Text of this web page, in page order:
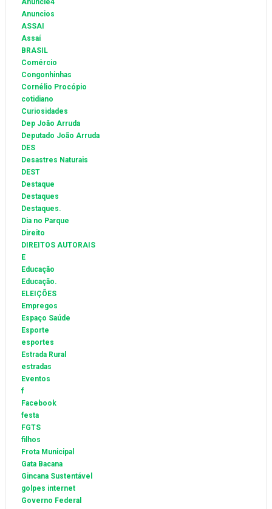
Anuncie4
Anuncios
ASSAI
Assaí
BRASIL
Comércio
Congonhinhas
Cornélio Procópio
cotidiano
Curiosidades
Dep João Arruda
Deputado João Arruda
DES
Desastres Naturais
DEST
Destaque
Destaques
Destaques.
Dia no Parque
Direito
DIREITOS AUTORAIS
E
Educação
Educação.
ELEIÇÕES
Empregos
Espaço Saúde
Esporte
esportes
Estrada Rural
estradas
Eventos
f
Facebook
festa
FGTS
filhos
Frota Municipal
Gata Bacana
Gincana Sustentável
golpes internet
Governo Federal